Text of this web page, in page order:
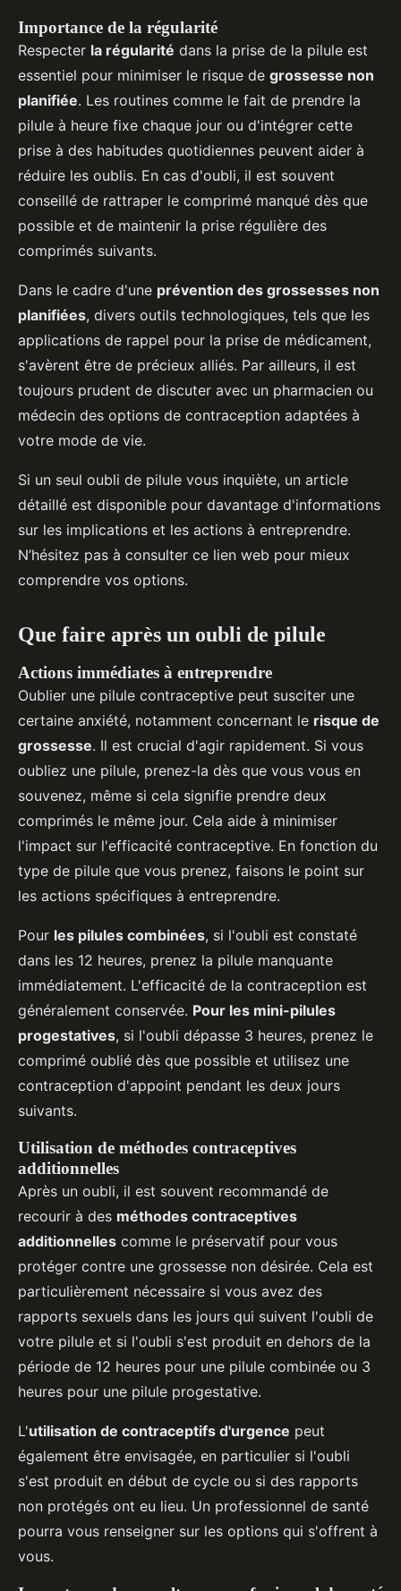
Importance de la régularité
Respecter la régularité dans la prise de la pilule est
essentiel pour minimiser le risque de grossesse non
planifiée. Les routines comme le fait de prendre la
pilule à heure fixe chaque jour ou d'intégrer cette
prise à des habitudes quotidiennes peuvent aider à
réduire les oublis. En cas d'oubli, il est souvent
conseillé de rattraper le comprimé manqué dès que
possible et de maintenir la prise régulière des
comprimés suivants.
Dans le cadre d'une prévention des grossesses non
planifiées, divers outils technologiques, tels que les
applications de rappel pour la prise de médicament,
s'avèrent être de précieux alliés. Par ailleurs, il est
toujours prudent de discuter avec un pharmacien ou
médecin des options de contraception adaptées à
votre mode de vie.
Si un seul oubli de pilule vous inquiète, un article
détaillé est disponible pour davantage d'informations
sur les implications et les actions à entreprendre.
N’hésitez pas à consulter ce lien web pour mieux
comprendre vos options.
Que faire après un oubli de pilule
Actions immédiates à entreprendre
Oublier une pilule contraceptive peut susciter une
certaine anxiété, notamment concernant le risque de
grossesse. Il est crucial d'agir rapidement. Si vous
oubliez une pilule, prenez-la dès que vous vous en
souvenez, même si cela signifie prendre deux
comprimés le même jour. Cela aide à minimiser
l'impact sur l'efficacité contraceptive. En fonction du
type de pilule que vous prenez, faisons le point sur
les actions spécifiques à entreprendre.
Pour les pilules combinées, si l'oubli est constaté
dans les 12 heures, prenez la pilule manquante
immédiatement. L'efficacité de la contraception est
généralement conservée. Pour les mini-pilules
progestatives, si l'oubli dépasse 3 heures, prenez le
comprimé oublié dès que possible et utilisez une
contraception d'appoint pendant les deux jours
suivants.
Utilisation de méthodes contraceptives
additionnelles
Après un oubli, il est souvent recommandé de
recourir à des méthodes contraceptives
additionnelles comme le préservatif pour vous
protéger contre une grossesse non désirée. Cela est
particulièrement nécessaire si vous avez des
rapports sexuels dans les jours qui suivent l'oubli de
votre pilule et si l'oubli s'est produit en dehors de la
période de 12 heures pour une pilule combinée ou 3
heures pour une pilule progestative.
L'utilisation de contraceptifs d'urgence peut
également être envisagée, en particulier si l'oubli
s'est produit en début de cycle ou si des rapports
non protégés ont eu lieu. Un professionnel de santé
pourra vous renseigner sur les options qui s'offrent à
vous.